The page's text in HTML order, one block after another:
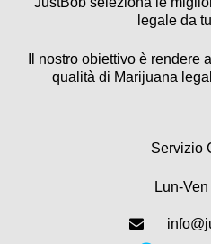
legale da
Il nostro obiettivo è
qualità di Marijuana
Servizio
Lun-